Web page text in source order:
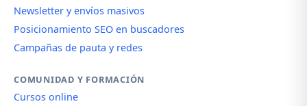
Newsletter y envíos masivos
Posicionamiento SEO en buscadores
Campañas de pauta y redes
COMUNIDAD Y FORMACIÓN
Cursos online